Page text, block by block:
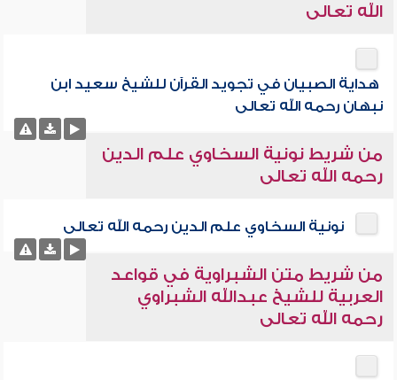
الله تعالى
هداية الصبيان في تجويد القرآن للشيخ سعيد ابن
نبهان رحمه الله تعالى
من شريط نونية السخاوي علم الدين
رحمه الله تعالى
نونية السخاوي علم الدين رحمه الله تعالى
من شريط متن الشبراوية في قواعد
العربية للشيخ عبدالله الشبراوي
رحمه الله تعالى